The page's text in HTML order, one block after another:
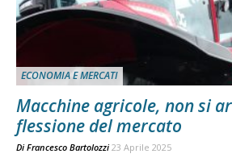
ECONOMIA E MERCATI
Macchine agricole, non si
flessione del mercato
Di Francesco Bartolozzi 23 Aprile 2025